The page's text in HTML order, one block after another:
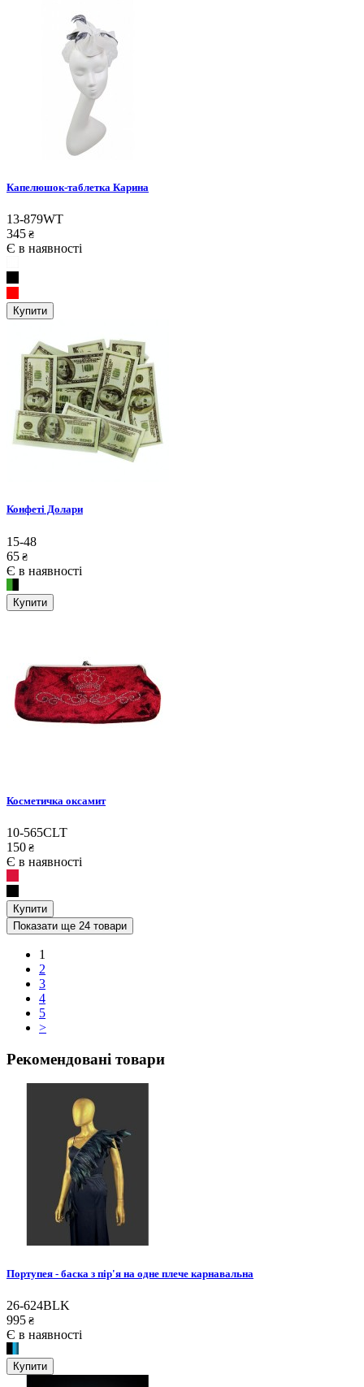
Капелюшок-таблетка Карина
13-879WT
345 ₴
Є в наявності
Купити
Конфеті Долари
15-48
65 ₴
Є в наявності
Купити
Косметичка оксамит
10-565CLT
150 ₴
Є в наявності
Купити
Показати ще 24 товари
1
2
3
4
5
>
Рекомендовані товари
Портупея - баска з пір'я на одне плече карнавальна
26-624BLK
995 ₴
Є в наявності
Купити